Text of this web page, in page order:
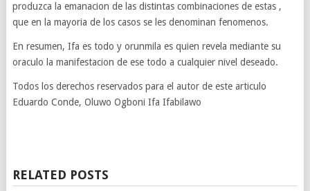
produzca la emanacion de las distintas combinaciones de estas ,
que en la mayoria de los casos se les denominan fenomenos.
En resumen, Ifa es todo y orunmila es quien revela mediante su
oraculo la manifestacion de ese todo a cualquier nivel deseado.
Todos los derechos reservados para el autor de este articulo
Eduardo Conde, Oluwo Ogboni Ifa Ifabilawo
RELATED POSTS